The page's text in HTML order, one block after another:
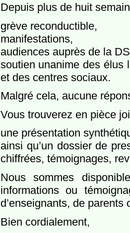
Depuis plus de huit
grève reconductible,
manifestations,
audiences auprès de la
soutien unanime des élus
et des centres sociaux.
Malgré cela, aucune
Vous trouverez en pièce
une présentation
ainsi qu’un dossier de
chiffrées, témoignages,
Nous sommes
informations ou
d’enseignants, de parents
Bien cordialement,